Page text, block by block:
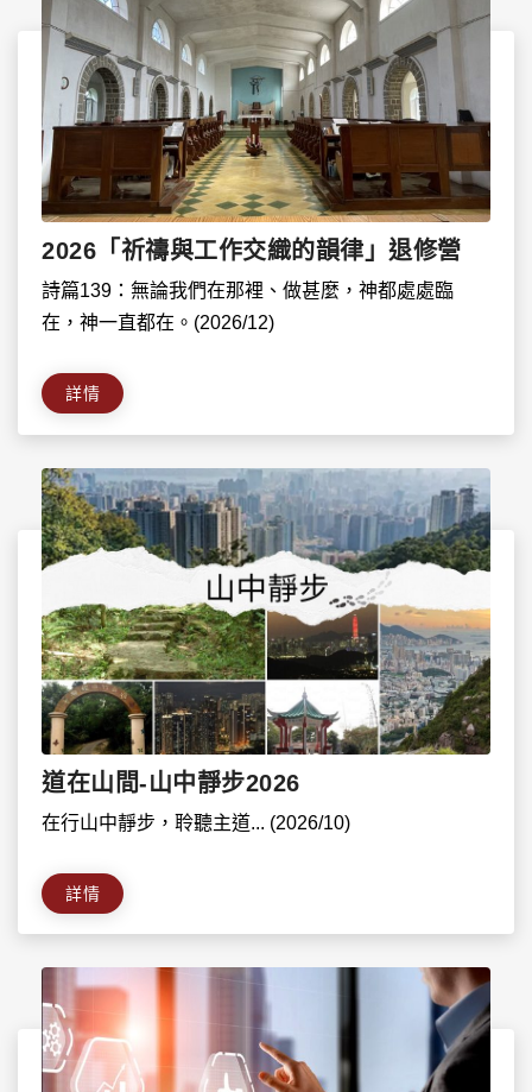
2026「祈禱與工作交織的韻律」退修營
詩篇139：無論我們在那裡、做甚麼，神都處處臨
在，神一直都在。(2026/12)
詳情
道在山間-山中靜步2026
在行山中靜步，聆聽主道... (2026/10)
詳情